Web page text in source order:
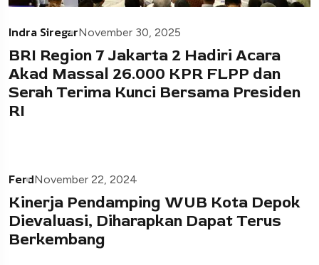
Indra SiregarNovember 30, 2025
BRI Region 7 Jakarta 2 Hadiri Acara
Akad Massal 26.000 KPR FLPP dan
Serah Terima Kunci Bersama Presiden
RI
FerdNovember 22, 2024
Kinerja Pendamping WUB Kota Depok
Dievaluasi, Diharapkan Dapat Terus
Berkembang